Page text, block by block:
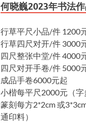
何晓巍2023年书法
行草平尺小品/件 1200
行草四尺对开/件 3000
四尺整张中堂/件 4000
四尺对开手卷/件 5000
成品手卷6000元起
小楷每平尺2000元（字
篆刻每方2*2cm 或
通印料）